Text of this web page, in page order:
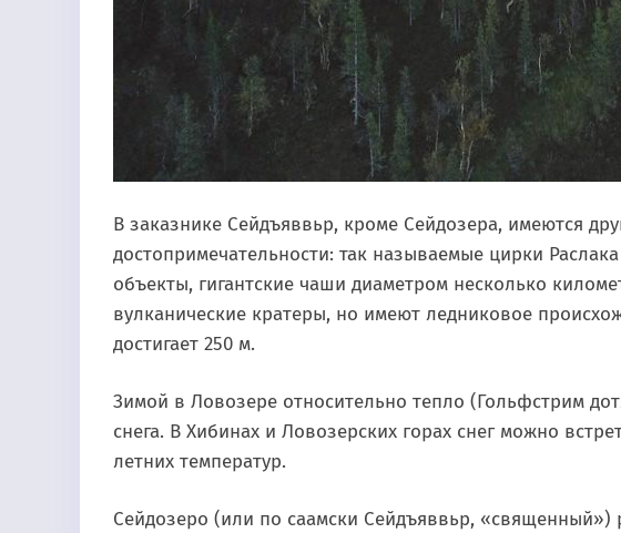
В заказнике Сейдъяввьр, кроме Сейдозера, имеются
достопримечательности: так называемые цирки
объекты, гигантские чаши диаметром несколько
вулканические кратеры, но имеют ледниковое
достигает 250 м.
Зимой в Ловозере относительно тепло (Гольфстрим
снега. В Хибинах и Ловозерских горах снег можно
летних температур.
Сейдозеро (или по саамски Сейдъяввьр, «священный»)